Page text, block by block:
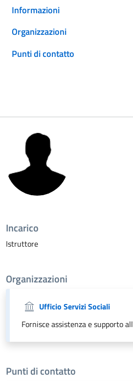
Informazioni
Organizzazioni
Punti di contatto
Incarico
Istruttore
Organizzazioni
Ufficio Servizi Sociali
Fornisce assistenza e supporto
Punti di contatto